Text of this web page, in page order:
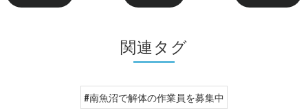
関連タグ
#南魚沼で解体の作業員を募集中